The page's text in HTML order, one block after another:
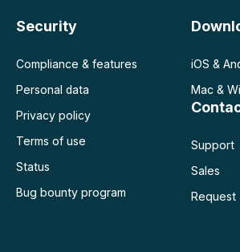
Security
Compliance & features
Personal data
Privacy policy
Terms of use
Status
Bug bounty program
iOS &
Mac &
Support
Sales
Request